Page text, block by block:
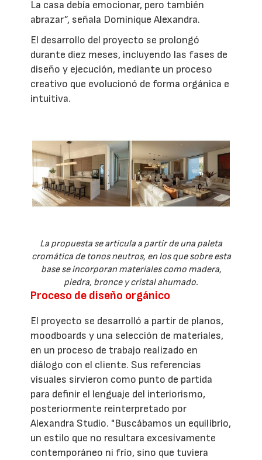
La casa debía emocionar, pero también
abrazar”, señala Dominique Alexandra.
El desarrollo del proyecto se prolongó
durante diez meses, incluyendo las fases de
diseño y ejecución, mediante un proceso
creativo que evolucionó de forma orgánica e
intuitiva.
La propuesta se articula a partir de una paleta
cromática de tonos neutros, en los que sobre esta
base se incorporan materiales como madera,
piedra, bronce y cristal ahumado.
Proceso de diseño orgánico
El proyecto se desarrolló a partir de planos,
moodboards y una selección de materiales,
en un proceso de trabajo realizado en
diálogo con el cliente. Sus referencias
visuales sirvieron como punto de partida
para definir el lenguaje del interiorismo,
posteriormente reinterpretado por
Alexandra Studio. "Buscábamos un equilibrio,
un estilo que no resultara excesivamente
contemporáneo ni frío, sino que tuviera